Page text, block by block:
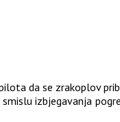
da se zrakoplov
izbjegavanja